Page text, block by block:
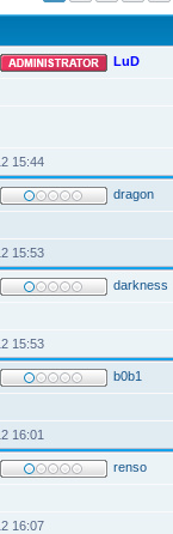
LuD
15:44
dragon
15:53
darkness
15:53
b0b1
16:01
renso
16:07